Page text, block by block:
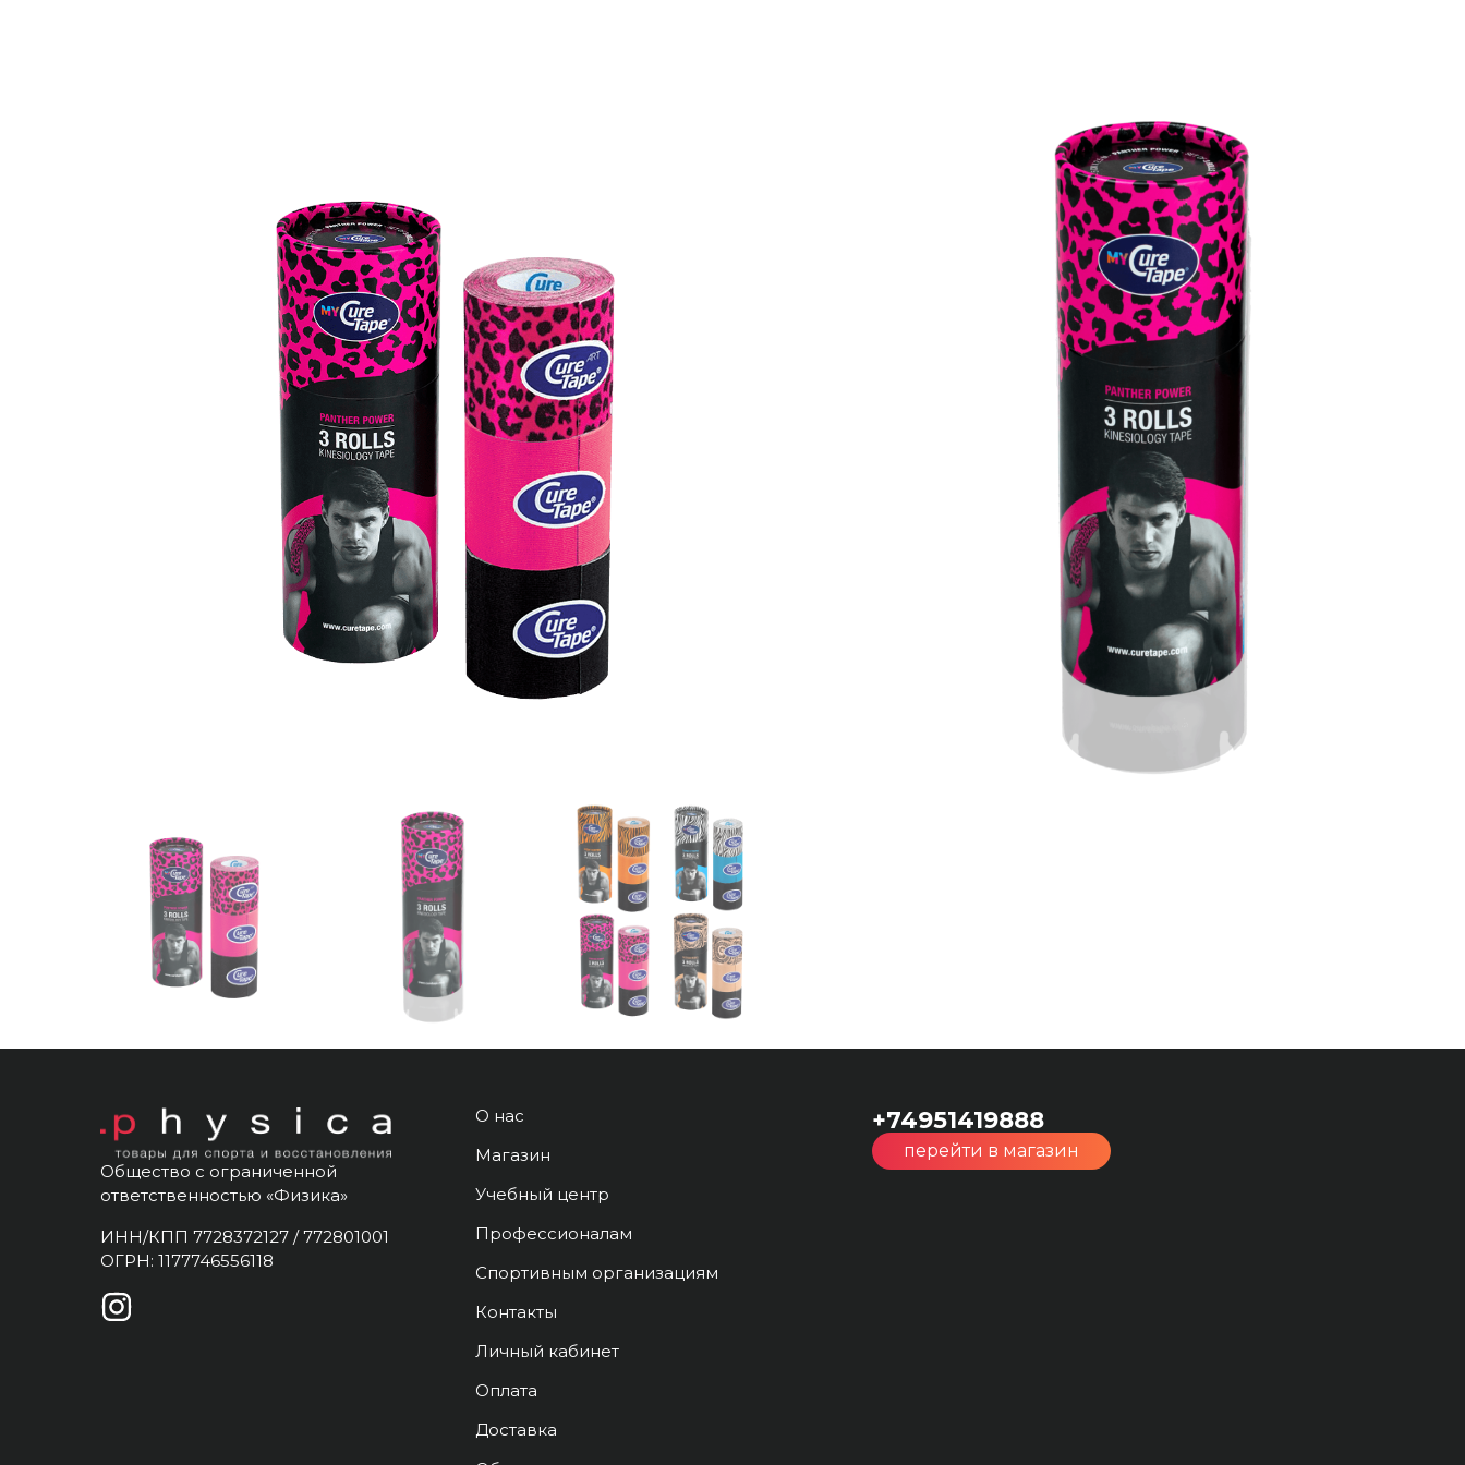
Общество с ограниченной
ответственностью «Физика»
ИНН/КПП 7728372127 / 772801001
ОГРН: 1177746556118
О нас
Магазин
Учебный центр
Профессионалам
Спортивным организациям
Контакты
Личный кабинет
Оплата
Доставка
+74951419888
перейти в магазин